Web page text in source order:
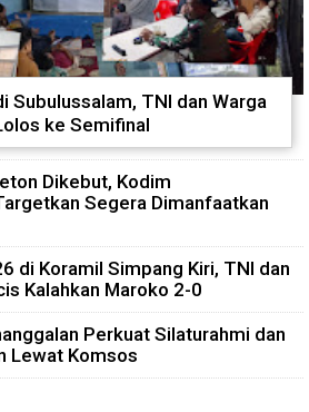
Subulussalam, TNI dan Warga
ke Semifinal
Dikebut, Kodim
Segera Dimanfaatkan
di Koramil Simpang Kiri, TNI dan
Kalahkan Maroko 2-0
Perkuat Silaturahmi dan
Lewat Komsos